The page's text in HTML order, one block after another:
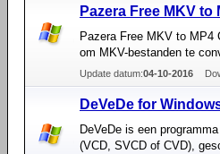
Pazera Free MKV
Pazera Free MKV to MP4
om MKV-bestanden te
Update datum:04-10-2016
DeVeDe for
DeVeDe is een
(VCD, SVCD of CVD),